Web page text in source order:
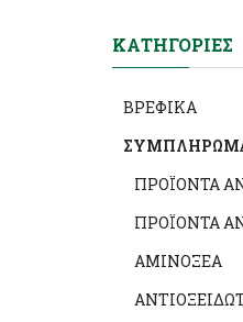
ΚΑΤΗΓΟΡΊΕΣ
ΒΡΕΦΙΚΑ
ΠΡΟΪΟΝΤΑ
ΠΡΟΪΟΝΤΑ
ΑΜΙΝΟΞΕΑ